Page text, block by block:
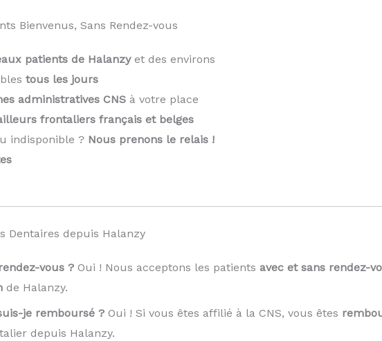
Bienvenus, Sans Rendez-vous
patients de Halanzyet des environs
tous les jours
administratives CNSà votre place
frontaliers français et belges
indisponible ? Nous prenons le relais !️
Dentaires depuis Halanzy
vous ?Oui ! Nous acceptons les patients avec et sans rendez-
de Halanzy.
je remboursé ?Oui ! Si vous êtes affilié à la CNS, vous êtes
depuis Halanzy.